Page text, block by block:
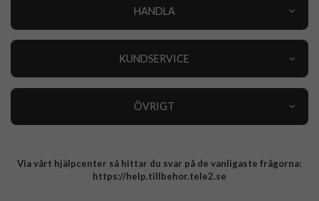
HANDLA
KUNDSERVICE
ÖVRIGT
Integritetspolicy
Via vårt hjälpcenter så hittar du svar på de vanligaste frågorna:
https://help.tillbehor.tele2.se